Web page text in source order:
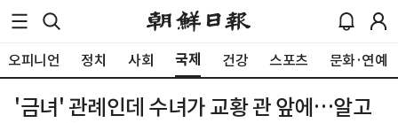
오피니언 정치 사회 국제 건강 스포츠 문화·연예
'금녀' 관례인데 수녀가 교황 관 앞에…알고